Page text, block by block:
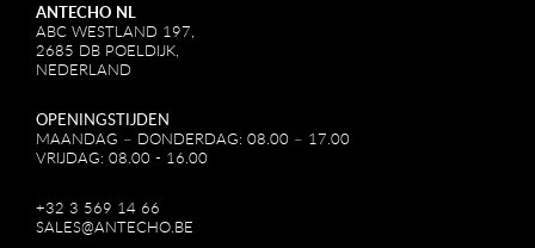
ANTECHO NL
ABC WESTLAND 197,
2685 DB POELDIJK,
NEDERLAND
OPENINGSTIJDEN
MAANDAG – DONDERDAG: 08.00 – 17.00
VRIJDAG: 08.00 - 16.00
+32 3 569 14 66
SALES@ANTECHO.BE